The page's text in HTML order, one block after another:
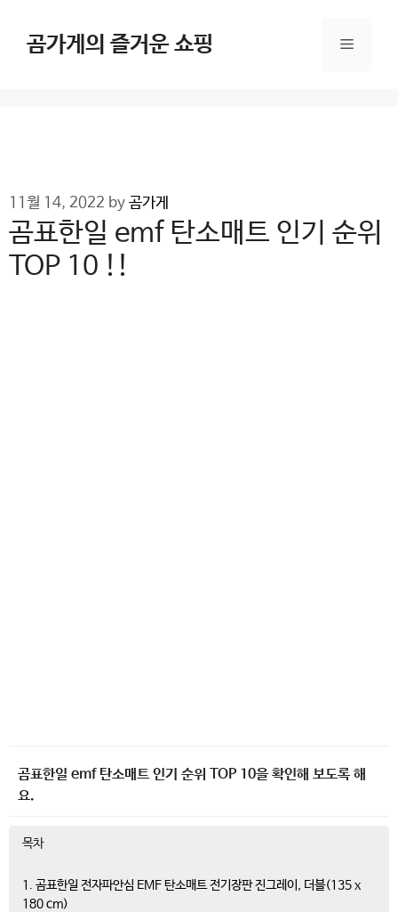
content곰가게의 즐거운 쇼핑 Menu
11월 14, 2022 by 곰가게
곰표한일 emf 탄소매트 인기 순위
TOP 10 !!
곰표한일 emf 탄소매트 인기 순위 TOP 10을 확인해 보도록 해
요.
목차
1. 곰표한일 전자파안심 EMF 탄소매트 전기장판 진그레이, 더블(135 x
180 cm)